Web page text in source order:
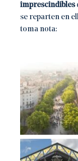
imprescindibles
se reparten en
toma nota: